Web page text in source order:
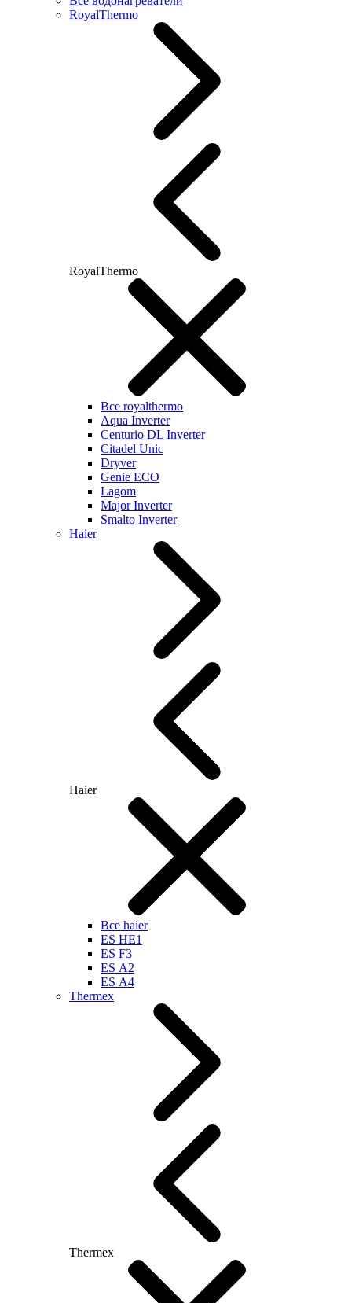
RoyalThermo
RoyalThermo
Все royalthermo
Aqua Inverter
Centurio DL Inverter
Citadel Unic
Dryver
Genie ECO
Lagom
Major Inverter
Smalto Inverter
Haier
Haier
Все haier
ES HE1
ES F3
ES А2
ES А4
Thermex
Thermex